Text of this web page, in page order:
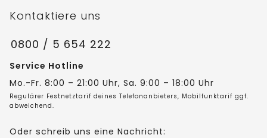
Kontaktiere uns
0800 / 5 654 222
Service Hotline
Mo.-Fr. 8:00 – 21:00 Uhr, Sa. 9:00 – 18:00 Uhr
Regulärer Festnetztarif deines Telefonanbieters, Mobilfunktarif ggf.
abweichend.
Oder schreib uns eine Nachricht: